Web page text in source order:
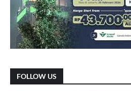
FOLLOW US